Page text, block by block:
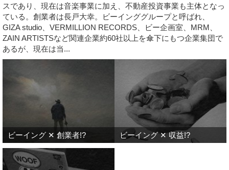
スであり、現在は音楽事業に加え、不動産投資事業も主体となっ
ている。創業者は長戸大幸。ビーインググループと呼ばれ、
GIZA studio、VERMILLION RECORDS、ビー企画室、MRM、
ZAIN ARTISTSなど関連企業約60社以上を傘下にもつ企業集団で
あるが、現在は当...
ビーイング ✕ 創業者!? ビーイング ✕ 収益!?